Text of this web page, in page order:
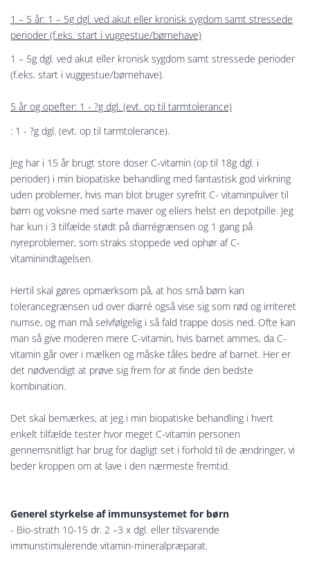
1 – 5 år: 1 – 5g dgl. ved akut eller kronisk sygdom samt stressede
perioder (f.eks. start i vuggestue/børnehave)
1 – 5g dgl. ved akut eller kronisk sygdom samt stressede perioder
(f.eks. start i vuggestue/børnehave).
5 år og opefter: 1 - ?g dgl. (evt. op til tarmtolerance)
: 1 - ?g dgl. (evt. op til tarmtolerance).
Jeg har i 15 år brugt store doser C-vitamin (op til 18g dgl. i
perioder) i min biopatiske behandling med fantastisk god virkning
uden problemer, hvis man blot bruger syrefrit C- vitaminpulver til
børn og voksne med sarte maver og ellers helst en depotpille. Jeg
har kun i 3 tilfælde stødt på diarrégrænsen og 1 gang på
nyreproblemer, som straks stoppede ved ophør af C-
vitaminindtagelsen.
Hertil skal gøres opmærksom på, at hos små børn kan
tolerancegrænsen ud over diarré også vise sig som rød og irriteret
numse, og man må selvfølgelig i så fald trappe dosis ned. Ofte kan
man så give moderen mere C-vitamin, hvis barnet ammes, da C-
vitamin går over i mælken og måske tåles bedre af barnet. Her er
det nødvendigt at prøve sig frem for at finde den bedste
kombination.
Det skal bemærkes, at jeg i min biopatiske behandling i hvert
enkelt tilfælde tester hvor meget C-vitamin personen
gennemsnitligt har brug for dagligt set i forhold til de ændringer, vi
beder kroppen om at lave i den nærmeste fremtid.
Generel styrkelse af immunsystemet for børn
- Bio-strath 10-15 dr. 2 –3 x dgl. eller tilsvarende
immunstimulerende vitamin-mineralpræparat.